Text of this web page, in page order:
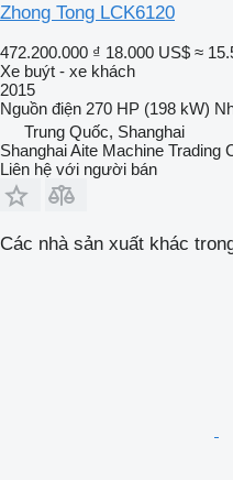
Zhong Tong LCK6120
472.200.000 ₫ 18.000 US$ ≈
Xe buýt - xe khách
2015
Nguồn điện 270 HP (198 kW)
Trung Quốc, Shanghai
Shanghai Aite Machine Trading
Liên hệ với người bán
Các nhà sản xuất khác